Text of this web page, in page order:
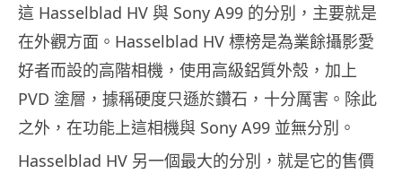
這 Hasselblad HV 與 Sony A99 的分別，主要就是
在外觀方面。Hasselblad HV 標榜是為業餘攝影愛
好者而設的高階相機，使用高級鋁質外殼，加上
PVD 塗層，據稱硬度只遜於鑽石，十分厲害。除此
之外，在功能上這相機與 Sony A99 並無分別。
Hasselblad HV 另一個最大的分別，就是它的售價